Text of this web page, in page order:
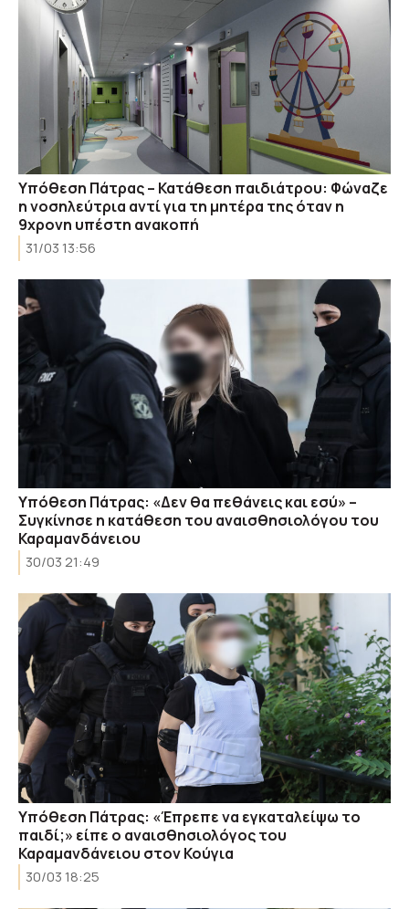
Υπόθεση Πάτρας – Κατάθεση παιδιάτρου: Φώναζε
η νοσηλεύτρια αντί για τη μητέρα της όταν η
9χρονη υπέστη ανακοπή
31/03 13:56
Υπόθεση Πάτρας: «Δεν θα πεθάνεις και εσύ» –
Συγκίνησε η κατάθεση του αναισθησιολόγου του
Καραμανδάνειου
30/03 21:49
Υπόθεση Πάτρας: «Έπρεπε να εγκαταλείψω το
παιδί;» είπε ο αναισθησιολόγος του
Καραμανδάνειου στον Κούγια
30/03 18:25